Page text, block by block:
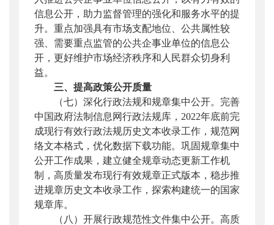
信息公开，助力监督管理的强化和服务水平的提
升。重点加强具有市场支配地位、公共属性较
强、需要重点监管的公共企事业单位的信息公
开，更好维护市场经济秩序和人民群众切身利
益。
三、提高政策公开质量
（七）深化行政法规和规章集中公开。 完善
中国政府法制信息网行政法规库，2022年底前完
成现行有效行政法规历史文本收录工作，规范网
络文本格式，优化数据下载功能。巩固规章集中
公开工作成果，建立健全规章动态更新工作机
制，高质量发布现行有效规章正式版本，稳步推
进规章历史文本收录工作，探索构建统一的国家
规章库。
（八）开展行政规范性文件集中公开。 高质